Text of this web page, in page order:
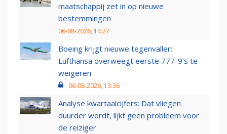
maatschappij zet in op nieuwe
bestemmingen
06-08-2026, 14:27
Boeing krijgt nieuwe tegenvaller:
Lufthansa overweegt eerste 777-9’s te
weigeren
06-08-2026, 13:36
Analyse kwartaalcijfers: Dat vliegen
duurder wordt, lijkt geen probleem voor
de reiziger